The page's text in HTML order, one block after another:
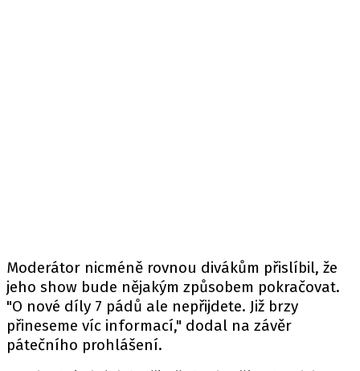
Moderátor nicméně rovnou divákům přislíbil, že
jeho show bude nějakým způsobem pokračovat.
"O nové díly 7 pádů ale nepřijdete. Již brzy
přineseme víc informací," dodal na závěr
pátečního prohlášení.